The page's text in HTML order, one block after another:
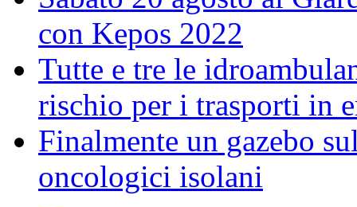
con Kepos 2022
Tutte e tre le
rischio per i trasporti in
Finalmente un gazebo
oncologici isolani